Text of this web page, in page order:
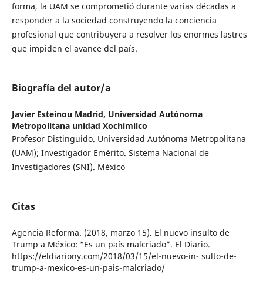
forma, la UAM se comprometió durante varias décadas a
responder a la sociedad construyendo la conciencia
profesional que contribuyera a resolver los enormes lastres
que impiden el avance del país.
Biografía del autor/a
Javier Esteinou Madrid, Universidad Autónoma
Metropolitana unidad Xochimilco
Profesor Distinguido. Universidad Autónoma Metropolitana
(UAM); Investigador Emérito. Sistema Nacional de
Investigadores (SNI). México
Citas
Agencia Reforma. (2018, marzo 15). El nuevo insulto de
Trump a México: “Es un país malcriado”. El Diario.
https://eldiariony.com/2018/03/15/el-nuevo-in- sulto-de-
trump-a-mexico-es-un-pais-malcriado/